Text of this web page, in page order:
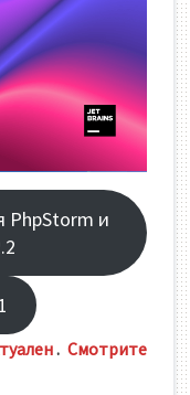
PhpStorm и
. Смотрите